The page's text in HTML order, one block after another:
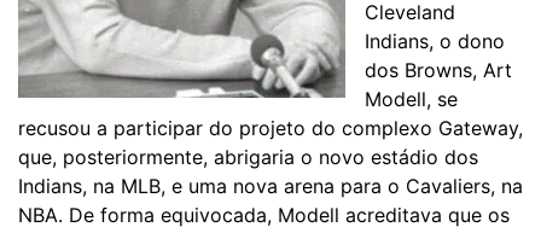
Cleveland
Indians, o dono
dos Browns, Art
Modell, se
recusou a participar do projeto do complexo Gateway,
que, posteriormente, abrigaria o novo estádio dos
Indians, na MLB, e uma nova arena para o Cavaliers, na
NBA. De forma equivocada, Modell acreditava que os